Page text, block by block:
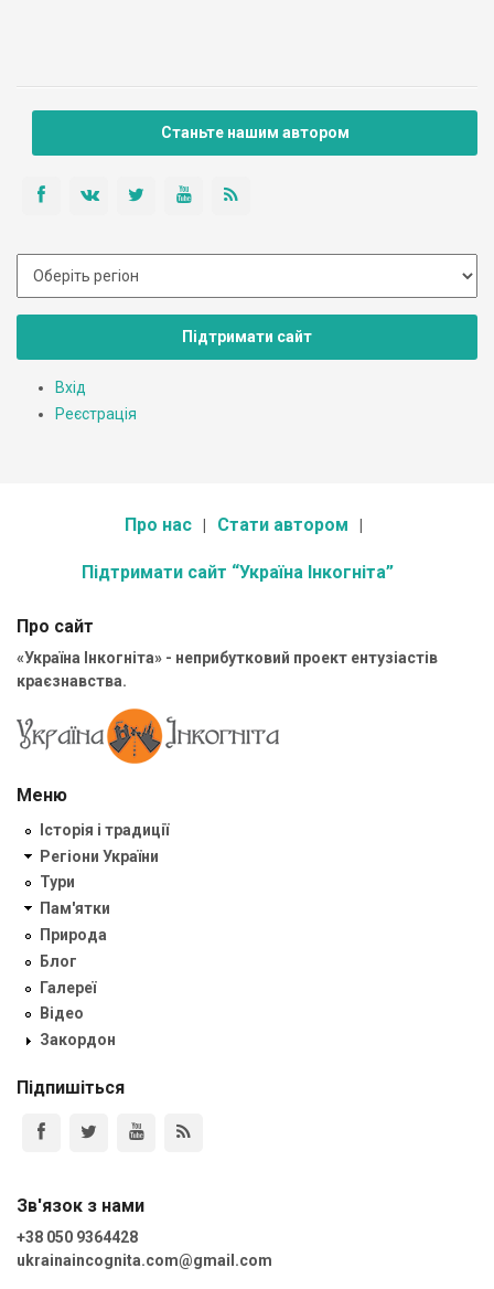
Станьте нашим автором
Підтримати сайт
Вхід
Реєстрація
Про нас Стати автором
Підтримати сайт “Україна Інкогніта”
Про сайт
«Україна Інкогніта» - неприбутковий проект ентузіастів
краєзнавства.
Меню
Історія і традиції
Регіони України
Тури
Пам'ятки
Природа
Блог
Галереї
Відео
Закордон
Підпишіться
Зв'язок з нами
+38 050 9364428
ukrainaincognita.com@gmail.com